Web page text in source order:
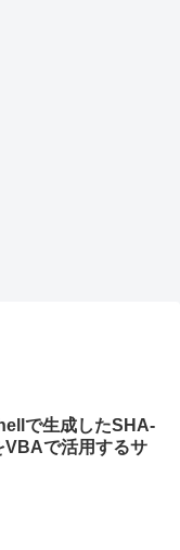
で生成したSHA-
VBAで活用するサ